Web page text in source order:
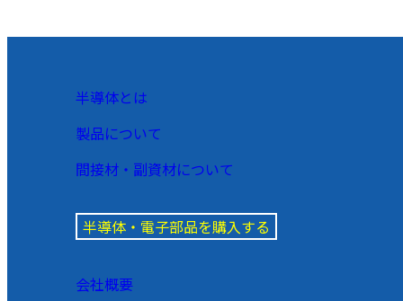
半導体とは
製品について
間接材・副資材について
半導体・電子部品を購入する
会社概要